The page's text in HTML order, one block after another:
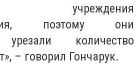
учреждения
поэтому они
урезали количество
– говорил Гончарук.